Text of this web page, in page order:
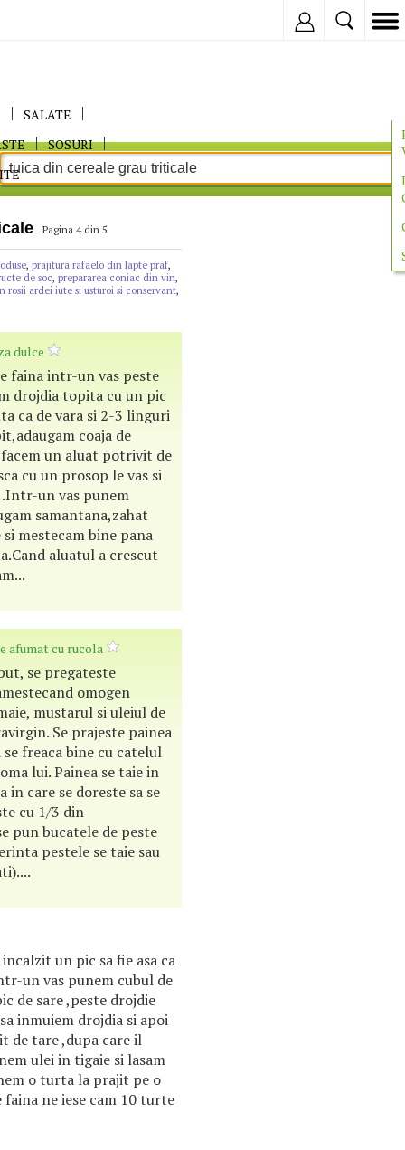
SALATE
SOSURI
Pagina 4 din 5
, prajitura rafaelo din lapte praf,
de soc, prepararea coniac din vin,
rosii ardei iute si usturoi si conservant,
dulce
faina intr-un vas peste
drojdia topita cu un pic
ca de vara si 2-3 linguri
coaja de
un aluat potrivit de
cu un prosop le vas si
un vas punem
samantana,zahat
mestecam bine pana
aluatul a crescut
afumat cu rucola
se pregateste
omogen
mustarul si uleiul de
Se prajeste painea
freaca bine cu catelul
lui. Painea se taie in
care se doreste sa se
cu 1/3 din
pun bucatele de peste
pestele se taie sau
un pic sa fie asa ca
un vas punem cubul de
de sare ,peste drojdie
inmuiem drojdia si apoi
de tare ,dupa care il
ulei in tigaie si lasam
o turta la prajit pe o
ne iese cam 10 turte